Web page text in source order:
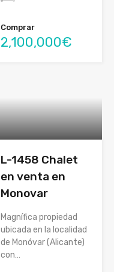
Comprar
2,100,000€
L-1458 Chalet
en venta en
Monovar
Magnífica propiedad
ubicada en la localidad
de Monóvar (Alicante)
con…